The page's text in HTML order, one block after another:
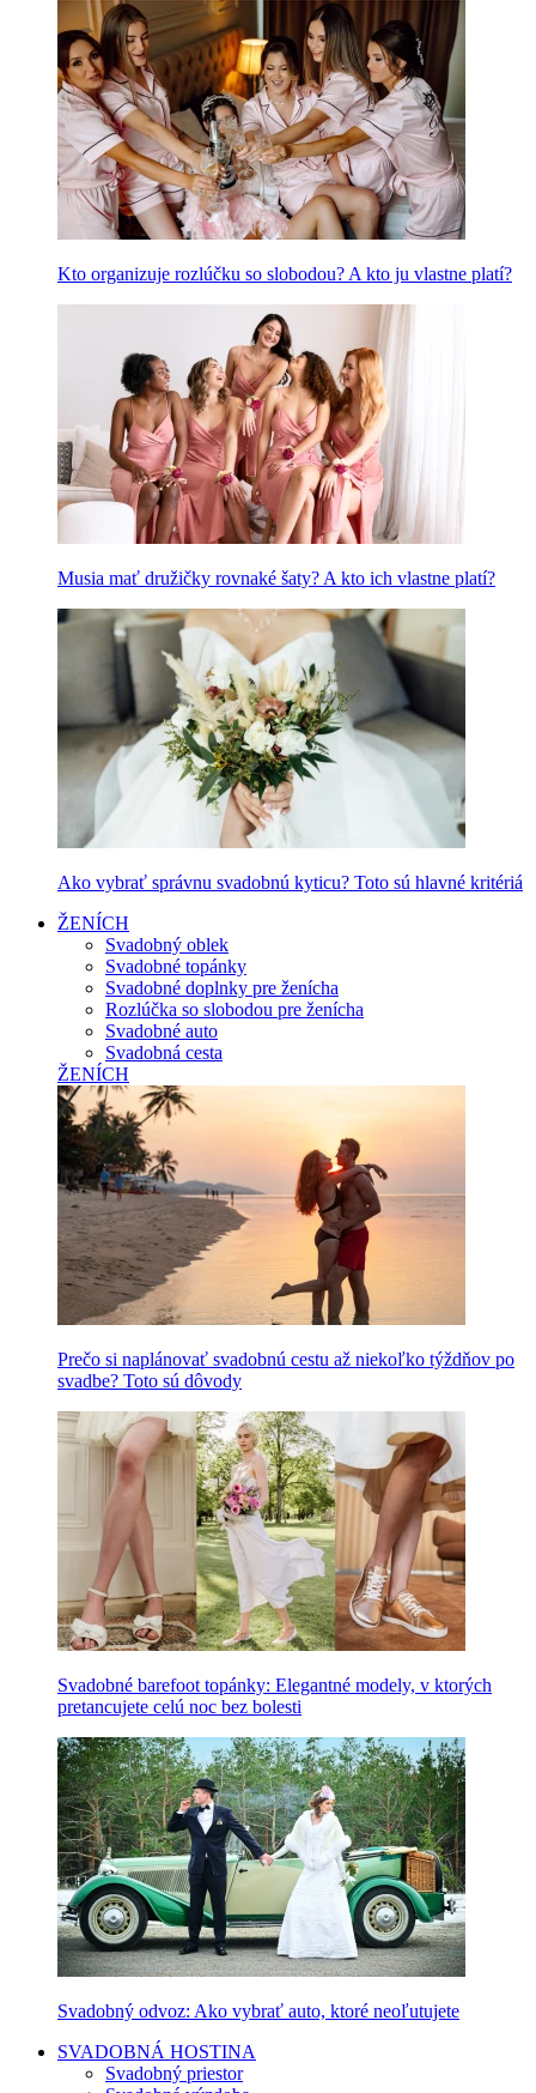
Kto organizuje rozlúčku so slobodou? A kto ju vlastne platí?
Musia mať družičky rovnaké šaty? A kto ich vlastne platí?
Ako vybrať správnu svadobnú kyticu? Toto sú hlavné kritériá
ŽENÍCH
Svadobný oblek
Svadobné topánky
Svadobné doplnky pre ženícha
Rozlúčka so slobodou pre ženícha
Svadobné auto
Svadobná cesta
ŽENÍCH
Prečo si naplánovať svadobnú cestu až niekoľko týždňov po
svadbe? Toto sú dôvody
Svadobné barefoot topánky: Elegantné modely, v ktorých
pretancujete celú noc bez bolesti
Svadobný odvoz: Ako vybrať auto, ktoré neoľutujete
SVADOBNÁ HOSTINA
Svadobný priestor